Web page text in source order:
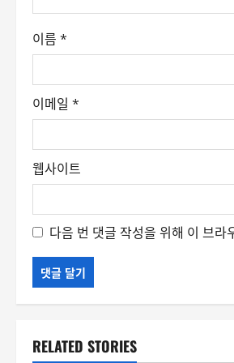
i
o
n
이름 *
이메일 *
웹사이트
다음 번 댓글 작성을 위해 이 브
RELATED STORIES